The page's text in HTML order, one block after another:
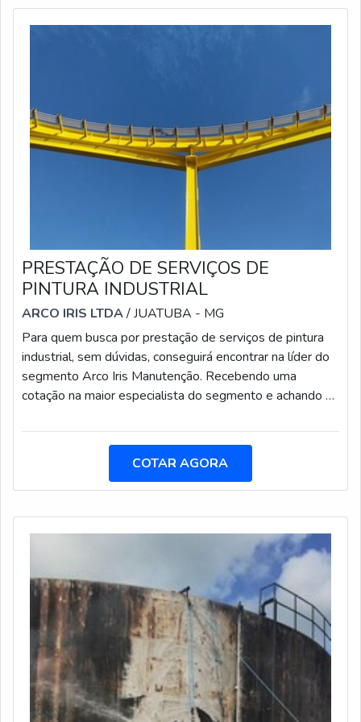
PRESTAÇÃO DE SERVIÇOS DE
PINTURA INDUSTRIAL
ARCO IRIS LTDA/ JUATUBA - MG
Para quem busca por prestação de serviços de pintura
industrial, sem dúvidas, conseguirá encontrar na líder do
segmento Arco Iris Manutenção. Recebendo uma
cotação na maior especialista do segmento e achando a
PRESTAÇÃO DE SERVIÇOS DE PINTURA
pintura industrial em uma empresa segura, depara com a
Arco Iris Manutenção. Atuando com jateamento abrasivo
atualidade.Ainda tratando-se de prestação de serviços
de pintura industrial, mais do que visar apenas
lucratividade, deve oferecer produtos e serviços que
tenham ótima qualidade e excelente custo-benefício,
detalhes que passam despercebidos e podem gerar
prejuízo futuros para os clientes.É importante lembrar
que o serviço deve sempre ser prestado por empresas
especializadas no segmento. Esse tipo de cuidado ajuda
a garantir a qualidade e assertividade do serviço, além
de evitar prejuízos com imprevistos e execuções mal
COTAR AGORA